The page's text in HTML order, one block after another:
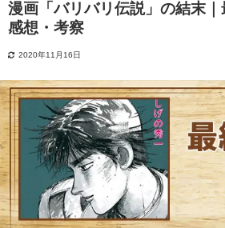
漫画「バリバリ伝説」の結末｜
感想・考察
2020年11月16日